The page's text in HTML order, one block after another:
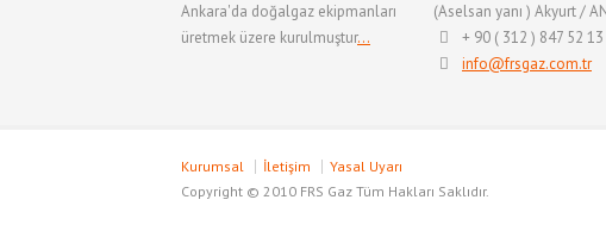
Ankara'da doğalgaz ekipmanları
üretmek üzere kurulmuştur...
(Aselsan yanı ) Akyurt /
+ 90 ( 312 ) 847 52 13
info@frsgaz.com.tr
Kurumsal İletişim
Yasal Uyarı
Copyright © 2010 FRS Gaz Tüm Hakları Saklıdır.